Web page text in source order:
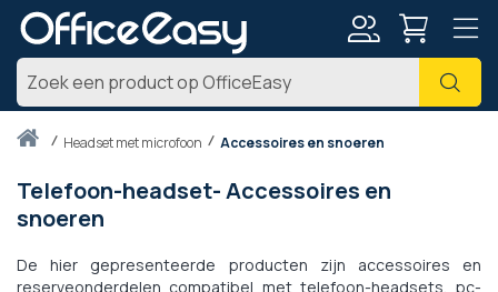
Zoek
Thuisheadset met microfoon Accessoires en snoeren
Telefoon-headset- Accessoires en
snoeren
De hier gepresenteerde producten zijn accessoires en
reserveonderdelen compatibel met telefoon-headsets, pc-